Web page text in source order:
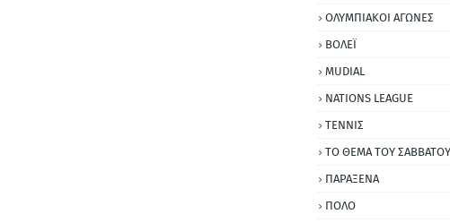
ΟΛΥΜΠΙΑΚΟΙ ΑΓΩΝΕΣ
ΒΟΛΕΪ
MUDIAL
NATIONS LEAGUE
ΤΕΝΝΙΣ
ΤΟ ΘΕΜΑ ΤΟΥ ΣΑΒΒΑΤΟΥ
ΠΑΡΑΞΕΝΑ
ΠΟΛΟ